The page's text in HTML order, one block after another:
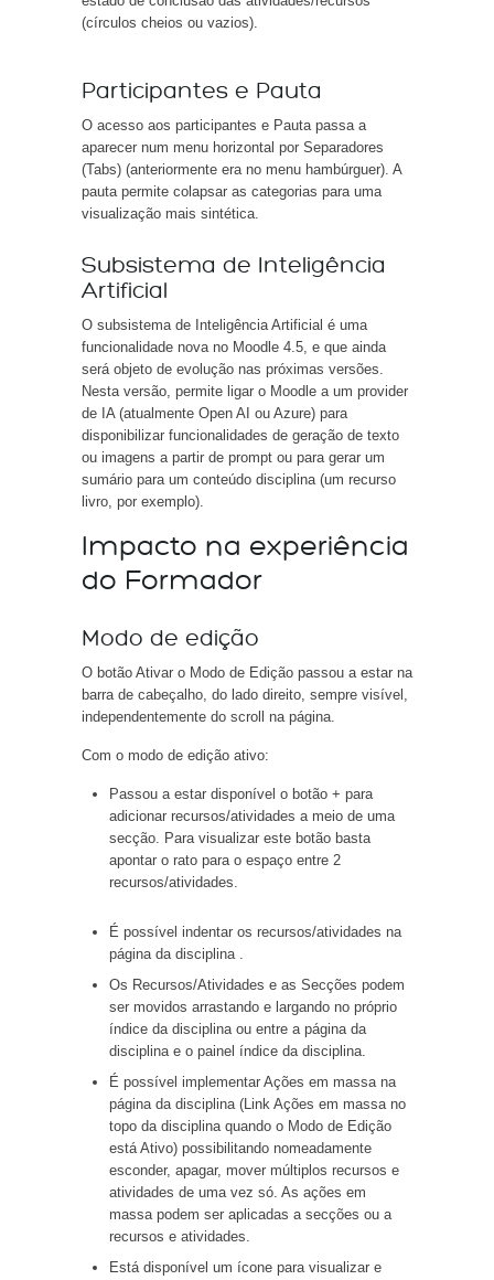
(círculos cheios ou vazios).
Participantes e Pauta
O acesso aos participantes e Pauta passa a
aparecer num menu horizontal por Separadores
(Tabs) (anteriormente era no menu hambúrguer). A
pauta permite colapsar as categorias para uma
visualização mais sintética.
Subsistema de Inteligência
Artificial
O subsistema de Inteligência Artificial é uma
funcionalidade nova no Moodle 4.5, e que ainda
será objeto de evolução nas próximas versões.
Nesta versão, permite ligar o Moodle a um provider
de IA (atualmente Open AI ou Azure) para
disponibilizar funcionalidades de geração de texto
ou imagens a partir de prompt ou para gerar um
sumário para um conteúdo disciplina (um recurso
livro, por exemplo).
Impacto na experiência
do Formador
Modo de edição
O botão Ativar o Modo de Edição passou a estar na
barra de cabeçalho, do lado direito, sempre visível,
independentemente do scroll na página.
Com o modo de edição ativo:
Passou a estar disponível o botão + para
adicionar recursos/atividades a meio de uma
secção. Para visualizar este botão basta
apontar o rato para o espaço entre 2
recursos/atividades.
É possível indentar os recursos/atividades na
página da disciplina .
Os Recursos/Atividades e as Secções podem
ser movidos arrastando e largando no próprio
índice da disciplina ou entre a página da
disciplina e o painel índice da disciplina.
É possível implementar Ações em massa na
página da disciplina (Link Ações em massa no
topo da disciplina quando o Modo de Edição
está Ativo) possibilitando nomeadamente
esconder, apagar, mover múltiplos recursos e
atividades de uma vez só. As ações em
massa podem ser aplicadas a secções ou a
recursos e atividades.
Está disponível um ícone para visualizar e